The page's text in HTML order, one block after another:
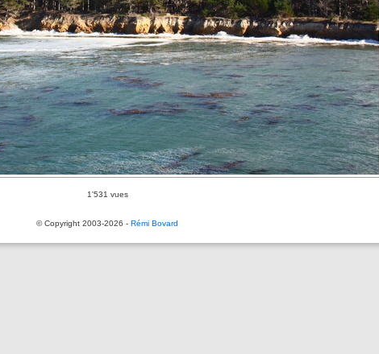
1'531 vues
© Copyright 2003-2026 - Rémi Bovard